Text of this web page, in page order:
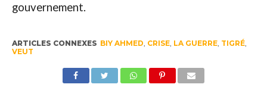
gouvernement.
ARTICLES CONNEXES BIY AHMED, CRISE, LA GUERRE, TIGRÉ,
VEUT